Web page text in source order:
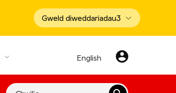
Gweld diweddariadau3
English
Chwilio